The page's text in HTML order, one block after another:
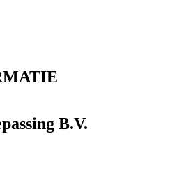
B.V.